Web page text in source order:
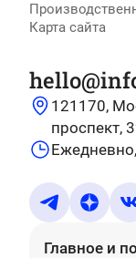
Карта сайта
121170,
проспект,
Главное и